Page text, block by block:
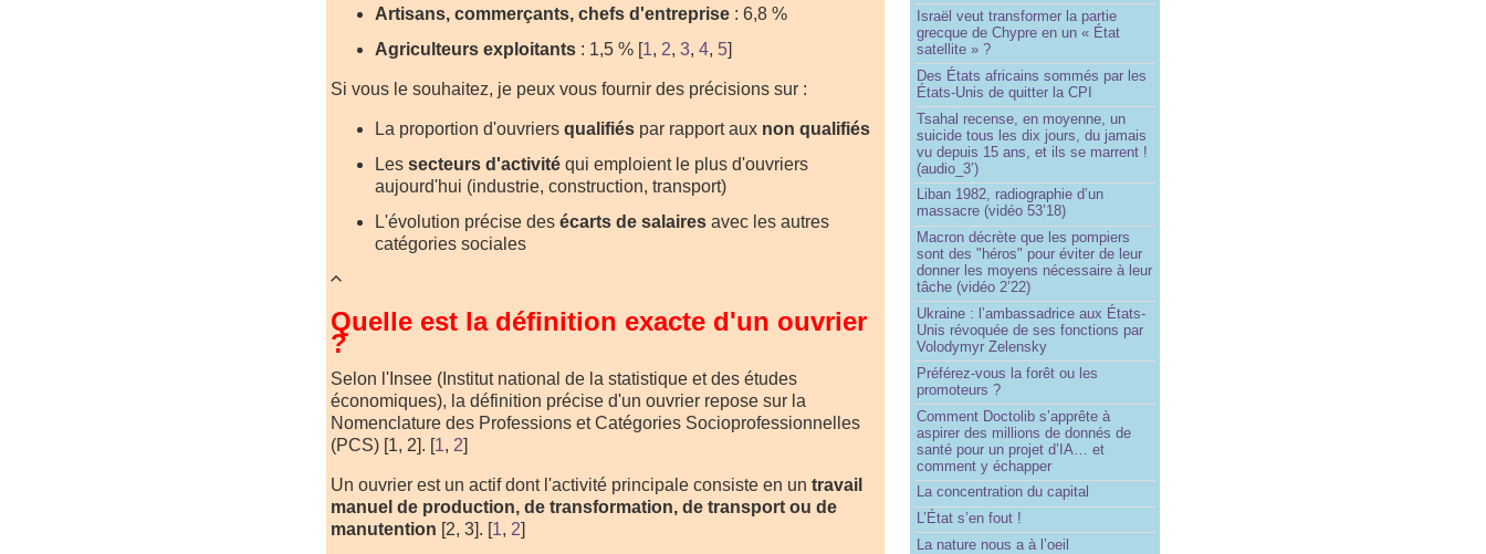
Artisans, commerçants, chefs d'entreprise : 6,8 %
Agriculteurs exploitants : 1,5 % [1, 2, 3, 4, 5]
Si vous le souhaitez, je peux vous fournir des précisions sur :
La proportion d'ouvriers qualifiés par rapport aux non qualifiés
Les secteurs d'activité qui emploient le plus d'ouvriers
aujourd'hui (industrie, construction, transport)
L'évolution précise des écarts de salaires avec les autres
catégories sociales
Quelle est la définition exacte d'un ouvrier
?
Selon l'Insee (Institut national de la statistique et des études
économiques), la définition précise d'un ouvrier repose sur la
Nomenclature des Professions et Catégories Socioprofessionnelles
(PCS) [1, 2]. [1, 2]
Un ouvrier est un actif dont l'activité principale consiste en un travail
manuel de production, de transformation, de transport ou de
manutention [2, 3]. [1, 2]
Israël veut transformer la partie
grecque de Chypre en un « État
satellite » ?
Des États africains sommés par les
États-Unis de quitter la CPI
Tsahal recense, en moyenne, un
suicide tous les dix jours, du jamais
vu depuis 15 ans, et ils se marrent !
(audio_3’)
Liban 1982, radiographie d’un
massacre (vidéo 53’18)
Macron décrète que les pompiers
sont des "héros" pour éviter de leur
donner les moyens nécessaire à leur
tâche (vidéo 2’22)
Ukraine : l’ambassadrice aux États-
Unis révoquée de ses fonctions par
Volodymyr Zelensky
Préférez-vous la forêt ou les
promoteurs ?
Comment Doctolib s’apprête à
aspirer des millions de donnés de
santé pour un projet d’IA… et
comment y échapper
La concentration du capital
L’État s’en fout !
La nature nous a à l’oeil